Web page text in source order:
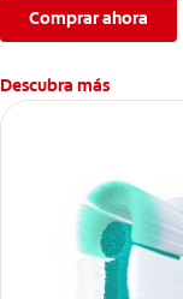
Comprar ahora
Descubra más